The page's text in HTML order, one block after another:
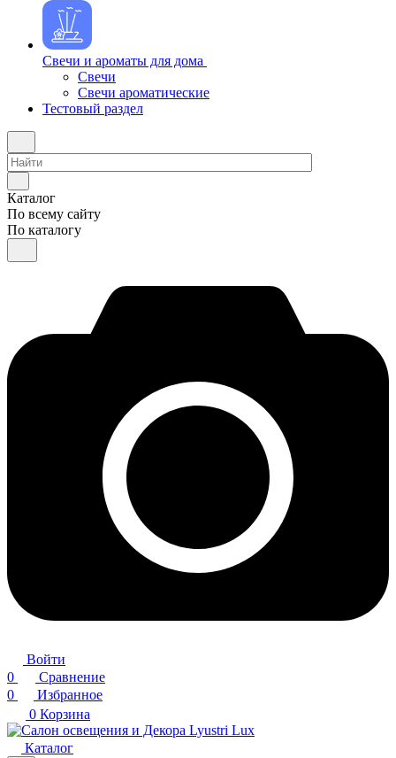
Свечи и ароматы для дома
Свечи
Свечи ароматические
Тестовый раздел
Каталог
По всему сайту
По каталогу
Войти
0
Сравнение
0
Избранное
0 Корзина
Каталог